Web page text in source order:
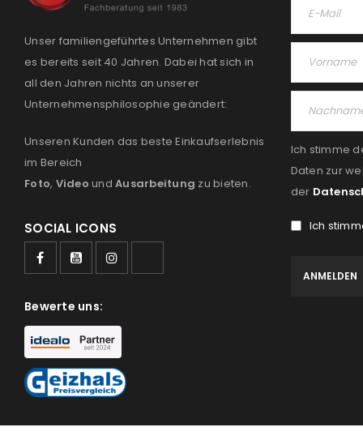
Unser familiengeführtes Unternehmen gibt
es bereits seit 40 Jahren. Dabei hat sich in
all den Jahren nichts an unserer
Unternehmensphilosophie geändert:
Unseren Kunden das beste Einkaufserlebnis
im Bereich
Foto, Video und Ausarbeitung zu bieten.
SOCIAL ICONS
Bewerte uns:
Ich stimme
Daten zur
der
Ich